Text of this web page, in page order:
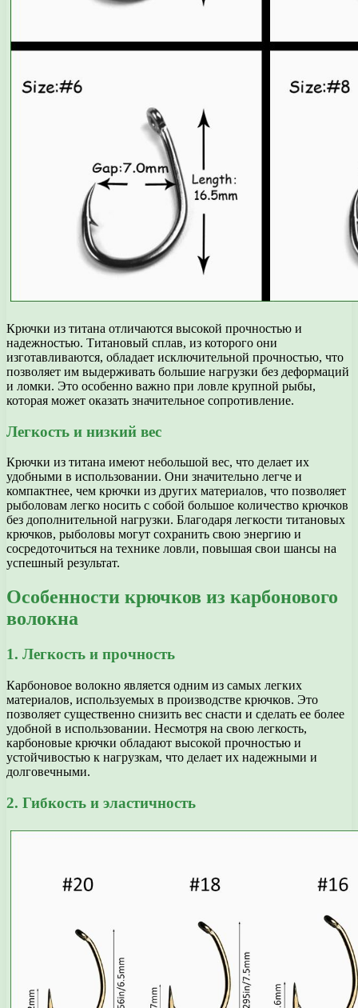
Крючки из титана отличаются высокой прочностью и
надежностью. Титановый сплав, из которого они
изготавливаются, обладает исключительной прочностью, что
позволяет им выдерживать большие нагрузки без деформаций
и ломки. Это особенно важно при ловле крупной рыбы,
которая может оказать значительное сопротивление.
Легкость и низкий вес
Крючки из титана имеют небольшой вес, что делает их
удобными в использовании. Они значительно легче и
компактнее, чем крючки из других материалов, что позволяет
рыболовам легко носить с собой большое количество крючков
без дополнительной нагрузки. Благодаря легкости титановых
крючков, рыболовы могут сохранить свою энергию и
сосредоточиться на технике ловли, повышая свои шансы на
успешный результат.
Особенности крючков из карбонового
волокна
1. Легкость и прочность
Карбоновое волокно является одним из самых легких
материалов, используемых в производстве крючков. Это
позволяет существенно снизить вес снасти и сделать ее более
удобной в использовании. Несмотря на свою легкость,
карбоновые крючки обладают высокой прочностью и
устойчивостью к нагрузкам, что делает их надежными и
долговечными.
2. Гибкость и эластичность